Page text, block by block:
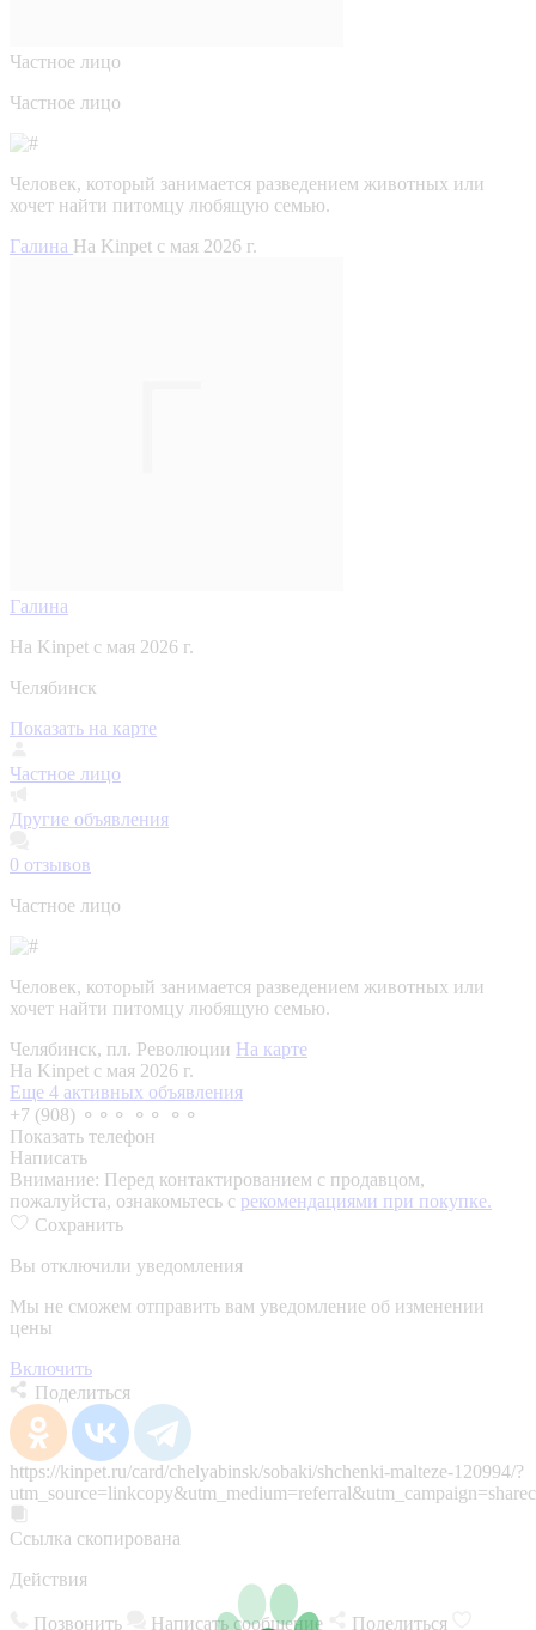
Частное лицо
Частное лицо
Человек, который занимается разведением животных или
хочет найти питомцу любящую семью.
Галина На Kinpet c мая 2026 г.
Галина
На Kinpet c мая 2026 г.
Челябинск
Показать на карте
Частное лицо
Другие объявления
0 отзывов
Частное лицо
Человек, который занимается разведением животных или
хочет найти питомцу любящую семью.
Челябинск, пл. Революции На карте
На Kinpet c мая 2026 г.
Еще 4 активных объявления
+7 (908) ⚬⚬⚬ ⚬⚬ ⚬⚬
Показать телефон
Написать
Внимание: Перед контактированием с продавцом,
пожалуйста, ознакомьтесь с рекомендациями при покупке.
Сохранить
Вы отключили уведомления
Мы не сможем отправить вам уведомление об изменении
цены
Включить
Поделиться
https://kinpet.ru/card/chelyabinsk/sobaki/shchenki-malteze-120994/?
Ссылка скопирована
Действия
Позвонить Написать сообщение Поделиться